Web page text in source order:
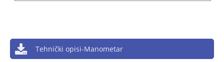
Tehnički opisi-Manometar